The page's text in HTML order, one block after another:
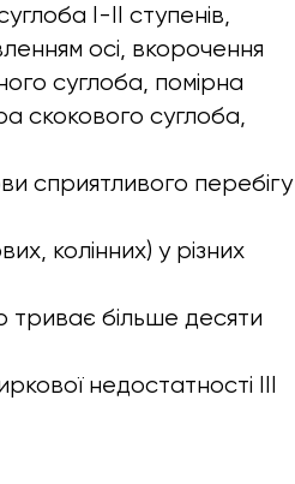
I-II ступенів,
осі, вкорочення
суглоба, помірна
скокового суглоба,
сприятливого перебігу
колінних) у різних
триває більше десяти
недостатності III